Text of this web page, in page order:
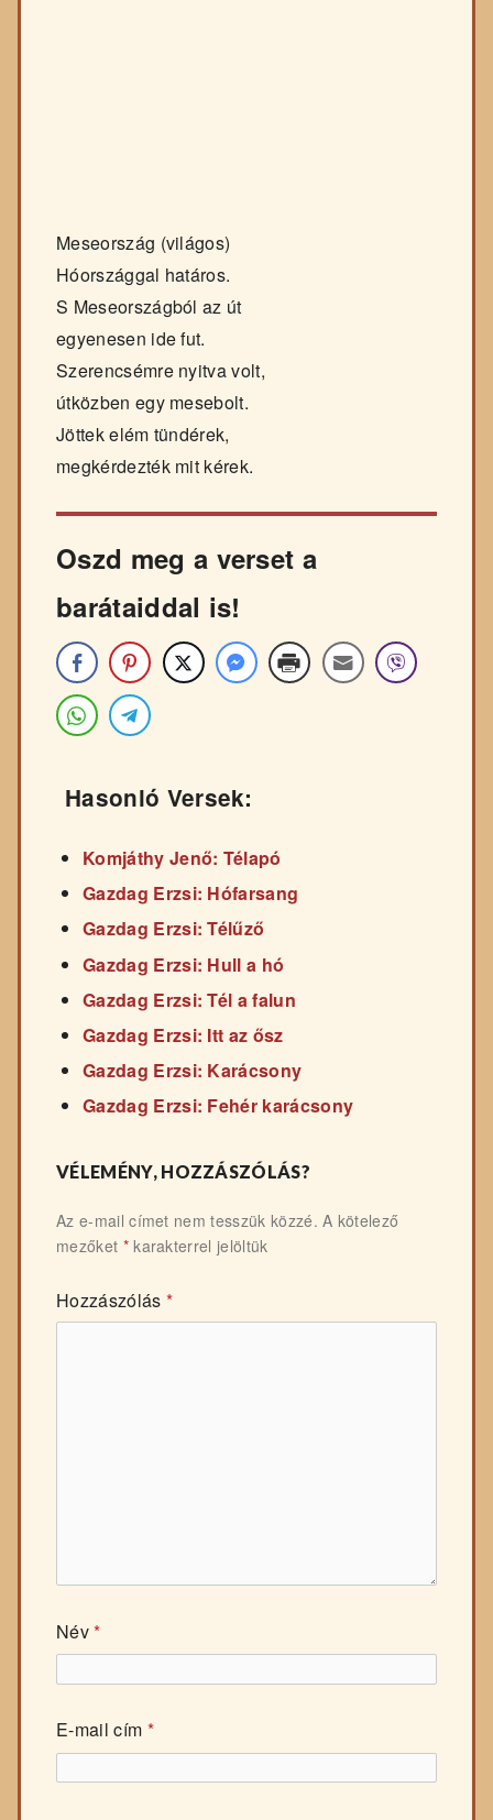
Meseország (világos)
Hóországgal határos.
S Meseországból az út
egyenesen ide fut.
Szerencsémre nyitva volt,
útközben egy mesebolt.
Jöttek elém tündérek,
megkérdezték mit kérek.
Oszd meg a verset a
barátaiddal is!
Hasonló Versek:
Komjáthy Jenő: Télapó
Gazdag Erzsi: Hófarsang
Gazdag Erzsi: Télűző
Gazdag Erzsi: Hull a hó
Gazdag Erzsi: Tél a falun
Gazdag Erzsi: Itt az ősz
Gazdag Erzsi: Karácsony
Gazdag Erzsi: Fehér karácsony
VÉLEMÉNY, HOZZÁSZÓLÁS?
Az e-mail címet nem tesszük közzé. A kötelező
mezőket *karakterrel jelöltük
Hozzászólás *
Név*
E-mail cím *